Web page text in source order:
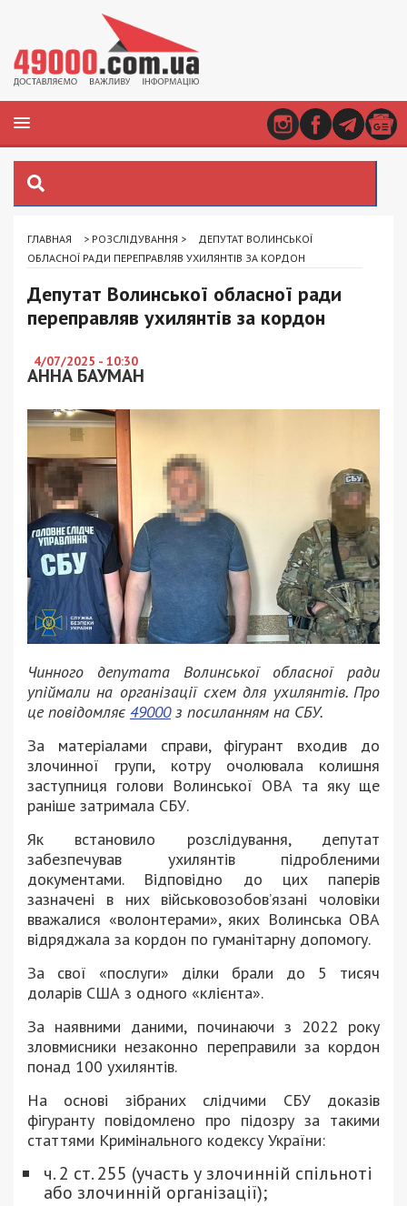
ГЛАВНАЯ > РОЗСЛІДУВАННЯ >
ДЕПУТАТ ВОЛИНСЬКОЇ
ОБЛАСНОЇ РАДИ ПЕРЕПРАВЛЯВ УХИЛЯНТІВ ЗА КОРДОН
Депутат Волинської обласної ради
переправляв ухилянтів за кордон
4/07/2025 - 10:30
АННА БАУМАН
Чинного депутата Волинської обласної ради
упіймали на організації схем для ухилянтів. Про
це повідомляє 49000з посиланням на СБУ.
За матеріалами справи, фігурант входив до
злочинної групи, котру очолювала колишня
заступниця голови Волинської ОВА та яку ще
раніше затримала СБУ.
Як встановило розслідування, депутат
забезпечував ухилянтів підробленими
документами. Відповідно до цих паперів
зазначені в них військовозобов’язані чоловіки
вважалися «волонтерами», яких Волинська ОВА
відряджала за кордон по гуманітарну допомогу.
За свої «послуги» ділки брали до 5 тисяч
доларів США з одного «клієнта».
За наявними даними, починаючи з 2022 року
зловмисники незаконно переправили за кордон
понад 100 ухилянтів.
На основі зібраних слідчими СБУ доказів
фігуранту повідомлено про підозру за такими
статтями Кримінального кодексу України:
ч. 2 ст. 255 (участь у злочинній спільноті
або злочинній організації);